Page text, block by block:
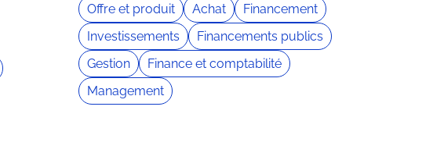
Offre et produit Achat
Financement
Investissements
Financements publics
Gestion
Finance et comptabilité
Management